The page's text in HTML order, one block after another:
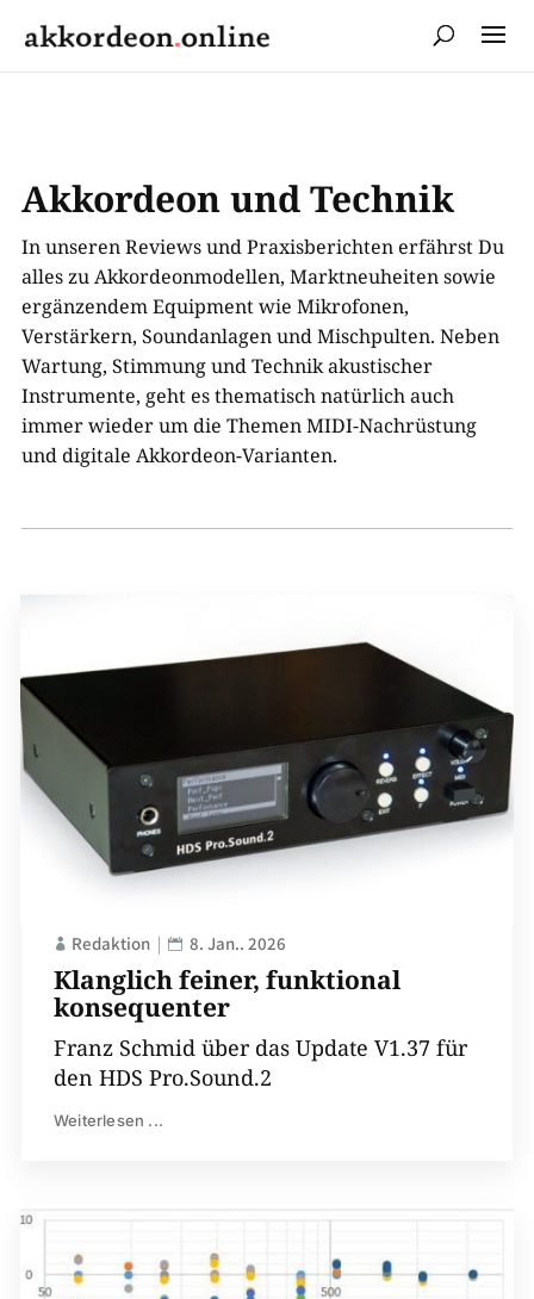
Akkordeon und Technik
In unseren Reviews und Praxisberichten erfährst Du
alles zu Akkordeonmodellen, Marktneuheiten sowie
ergänzendem Equipment wie Mikrofonen,
Verstärkern, Soundanlagen und Mischpulten. Neben
Wartung, Stimmung und Technik akustischer
Instrumente, geht es thematisch natürlich auch
immer wieder um die Themen MIDI-Nachrüstung
und digitale Akkordeon-Varianten.
Klanglich feiner, funktional
konsequenter
Redaktion 8. Jan.. 2026
Franz Schmid über das Update V1.37 für
den HDS Pro.Sound.2
Weiterlesen ...